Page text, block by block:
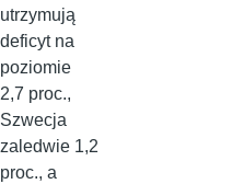
utrzymują
deficyt na
poziomie
2,7 proc.,
Szwecja
zaledwie 1,2
proc., a